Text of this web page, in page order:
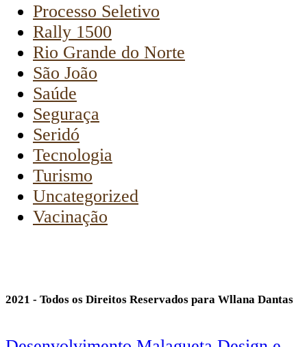
Processo Seletivo
Rally 1500
Rio Grande do Norte
São João
Saúde
Seguraça
Seridó
Tecnologia
Turismo
Uncategorized
Vacinação
2021 - Todos os Direitos Reservados para Wllana Dantas